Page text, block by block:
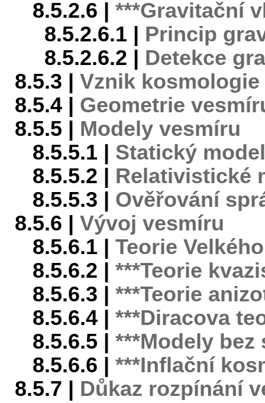
8.5.2.6 | ***Gravitační
8.5.2.6.1 | Princip
8.5.2.6.2 | Detekce
8.5.3 | Vznik kosmologie
8.5.4 | Geometrie
8.5.5 | Modely vesmíru
8.5.5.1 | Statický model
8.5.5.2 | Relativistické
8.5.5.3 | Ověřování
8.5.6 | Vývoj vesmíru
8.5.6.1 | Teorie
8.5.6.2 | ***Teorie
8.5.6.3 | ***Teorie
8.5.6.4 | ***Diracova
8.5.6.5 | ***Modely
8.5.6.6 | ***Inflační
8.5.7 | Důkaz rozpínání